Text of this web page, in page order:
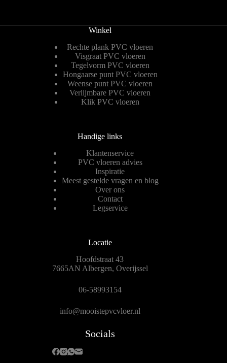
Winkel
Rechte plank PVC vloeren
Visgraat PVC vloeren
Tegelvorm PVC vloeren
Hongaarse punt PVC vloeren
Weense punt PVC vloeren
Verlijmbare PVC vloeren
Klik PVC vloeren
Handige links
Klantenservice
PVC vloeren advies
Inspiratie
Meest gestelde vragen en blog
Over ons
Contact
Legservice
Locatie
Hoofdstraat 43
7665AN Albergen, Overijssel
06-58993154
info@mooistepvcvloer.nl
Socials